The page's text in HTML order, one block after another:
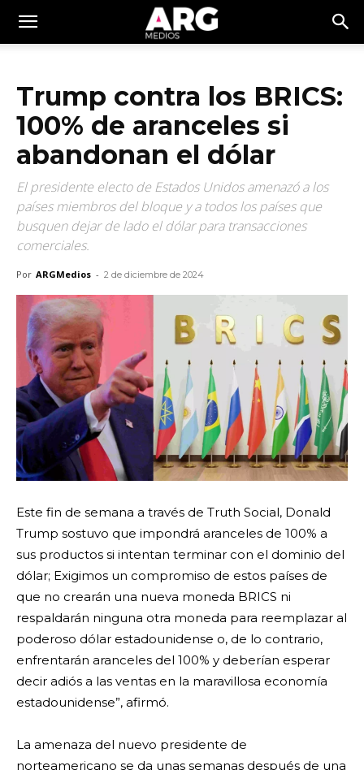
Trump contra los BRICS:
100% de aranceles si
abandonan el dólar
El presidente electo de Estados Unidos amenazó a los
países miembros del bloque y a todos los países que
busquen dejar de lado el dólar para transacciones
comerciales.
Por ARGMedios - 2 de diciembre de 2024
Este fin de semana a través de Truth Social, Donald
Trump sostuvo que impondrá aranceles de 100% a
sus productos si intentan terminar con el dominio del
dólar; Exigimos un compromiso de estos países de
que no crearán una nueva moneda BRICS ni
respaldarán ninguna otra moneda para reemplazar al
poderoso dólar estadounidense o, de lo contrario,
enfrentarán aranceles del 100% y deberían esperar
decir adiós a las ventas en la maravillosa economía
estadounidense”, afirmó.
La amenaza del nuevo presidente de
norteamericano se da unas semanas después de una